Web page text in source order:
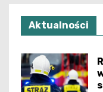
Aktualności